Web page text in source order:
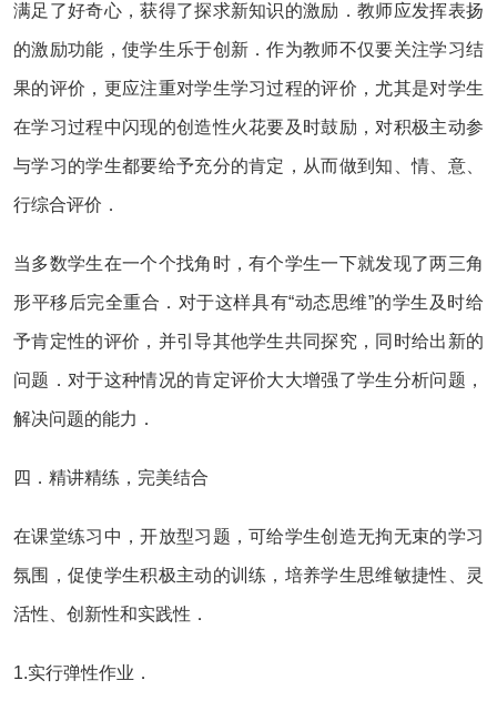
满足了好奇心，获得了探求新知识的激励．教师应发挥表扬
的激励功能，使学生乐于创新．作为教师不仅要关注学习结
果的评价，更应注重对学生学习过程的评价，尤其是对学生
在学习过程中闪现的创造性火花要及时鼓励，对积极主动参
与学习的学生都要给予充分的肯定，从而做到知、情、意、
行综合评价．
当多数学生在一个个找角时，有个学生一下就发现了两三角
形平移后完全重合．对于这样具有“动态思维”的学生及时给
予肯定性的评价，并引导其他学生共同探究，同时给出新的
问题．对于这种情况的肯定评价大大增强了学生分析问题，
解决问题的能力．
四．精讲精练，完美结合
在课堂练习中，开放型习题，可给学生创造无拘无束的学习
氛围，促使学生积极主动的训练，培养学生思维敏捷性、灵
活性、创新性和实践性．
1.实行弹性作业．